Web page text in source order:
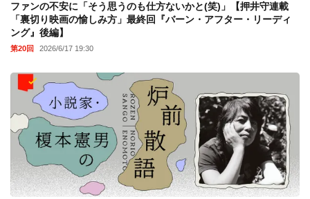
ファンの不安に「そう思うのも仕方ないかと(笑)」【押井守連載
「裏切り映画の愉しみ方」最終回『バーン・アフター・リーディ
ング』後編】
第20回 2026/6/17 19:30